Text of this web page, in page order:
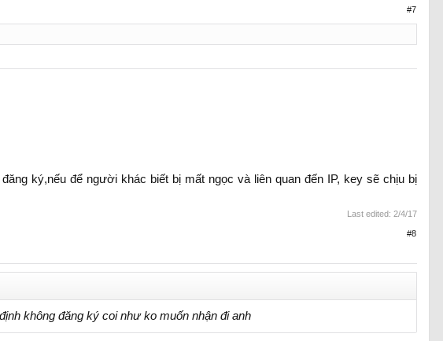
#7
ký,nếu để người khác biết bị mất ngọc và liên quan đến IP, key sẽ chịu bị
Last edited: 2/4/17
#8
không đăng ký coi như ko muốn nhận đi anh